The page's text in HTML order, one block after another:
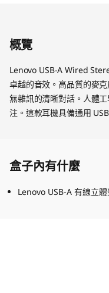
概覽
Lenovo USB-A Wired
卓越的音效。高品質的麥
無雜訊的清晰對話。人體
注。這款耳機具備通用
盒子內有什麼
Lenovo USB-A 有線立